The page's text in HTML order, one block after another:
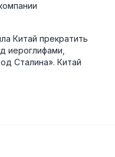
Китай прекратить
иероглифами,
Сталина». Китай